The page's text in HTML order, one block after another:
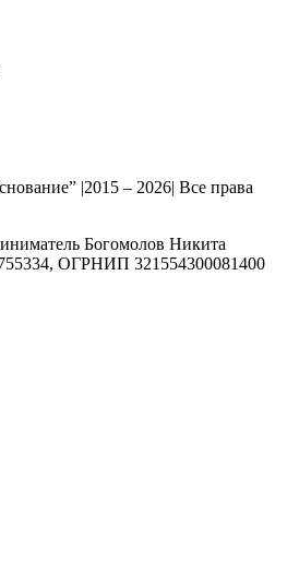
|2015 – 2026| Все права
Богомолов Никита
ОГРНИП 321554300081400